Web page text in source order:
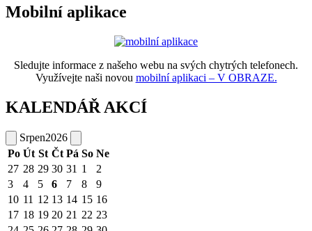
Mobilní aplikace
Sledujte informace z našeho webu na svých chytrých telefonech.
Využívejte naši novou mobilní aplikaci – V OBRAZE.
KALENDÁŘ AKCÍ
Srpen2026
Po Út St Čt Pá So Ne
27 28 29 30 31 1
2
3
4 5 6 7 8
9
10 11 12 13 14 15 16
17 18 19 20 21 22 23